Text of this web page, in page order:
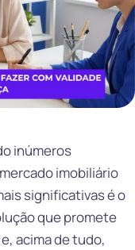
inúmeros
imobiliário
significativas é o
que promete
acima de tudo,